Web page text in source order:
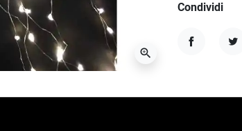
zoom_in
Condividi